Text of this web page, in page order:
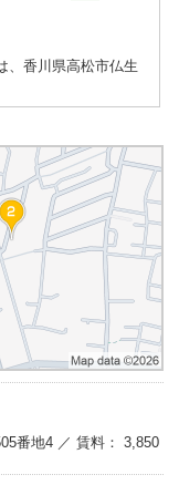
、香川県高松市仏生
番地4 ／ 賃料： 3,850